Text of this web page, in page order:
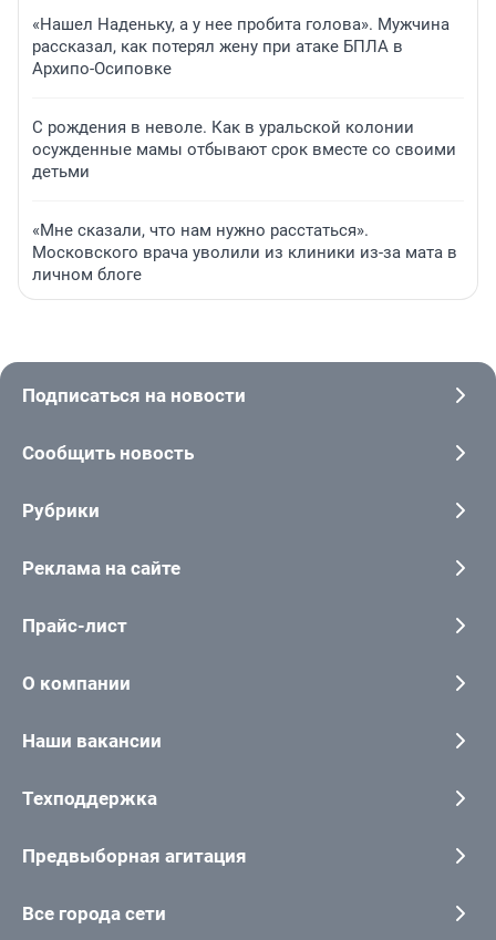
«Нашел Наденьку, а у нее пробита голова». Мужчина
рассказал, как потерял жену при атаке БПЛА в
Архипо-Осиповке
С рождения в неволе. Как в уральской колонии
осужденные мамы отбывают срок вместе со своими
детьми
«Мне сказали, что нам нужно расстаться».
Московского врача уволили из клиники из-за мата в
личном блоге
Подписаться на новости
Сообщить новость
Рубрики
Реклама на сайте
Прайс-лист
О компании
Наши вакансии
Техподдержка
Предвыборная агитация
Все города сети